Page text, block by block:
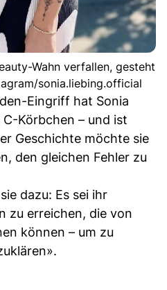
Wahn verfallen, gesteht
sonia.liebing.official
Eingriff hat Sonia
Körbchen – und ist
Geschichte möchte sie
den gleichen Fehler zu
dazu: Es sei ihr
zu erreichen, die von
können – um zu